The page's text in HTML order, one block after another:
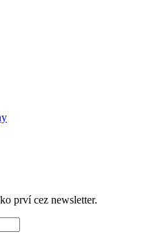
prví cez newsletter.